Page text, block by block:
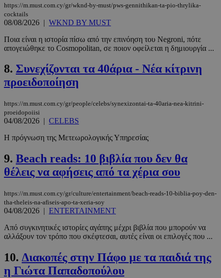
https://m.must.com.cy/gr/wknd-by-must/pws-gennithikan-ta-pio-thrylika-
cocktails
08/08/2026 | WKND BY MUST
Ποια είναι η ιστορία πίσω από την επινόηση του Negroni, πότε
απογειώθηκε το Cosmopolitan, σε ποιον οφείλεται η δημιουργία ...
8. Συνεχίζονται τα 40άρια - Νέα κίτρινη
προειδοποίηση
https://m.must.com.cy/gr/people/celebs/synexizontai-ta-40aria-nea-kitrini-
proeidopoiisi
04/08/2026 | CELEBS
Η πρόγνωση της Μετεωρολογικής Υπηρεσίας
9. Beach reads: 10 βιβλία που δεν θα
θέλεις να αφήσεις από τα χέρια σου
https://m.must.com.cy/gr/culture/entertainment/beach-reads-10-biblia-poy-den-
tha-theleis-na-afiseis-apo-ta-xeria-soy
04/08/2026 | ENTERTAINMENT
Από συγκινητικές ιστορίες αγάπης μέχρι βιβλία που μπορούν να
αλλάξουν τον τρόπο που σκέφτεσαι, αυτές είναι οι επιλογές που ...
10. Διακοπές στην Πάφο με τα παιδιά της
η Γιώτα Παπαδοπούλου